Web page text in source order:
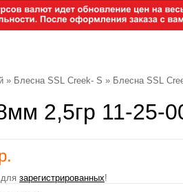
» Блесна SSL Creek- S » Блесна SSL
2,5гр 11-25-
зарегистрированных!